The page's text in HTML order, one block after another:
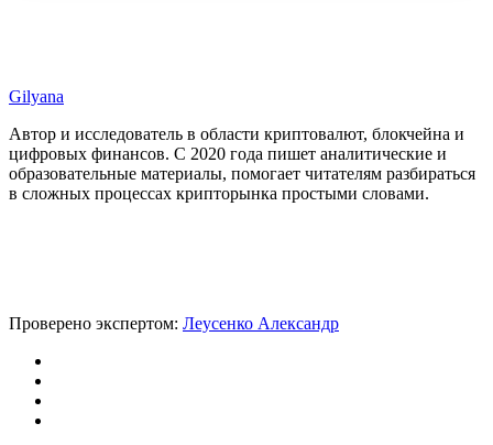
Gilyana
Автор и исследователь в области криптовалют, блокчейна и
цифровых финансов. С 2020 года пишет аналитические и
образовательные материалы, помогает читателям разбираться
в сложных процессах крипторынка простыми словами.
Проверено экспертом: Леусенко Александр